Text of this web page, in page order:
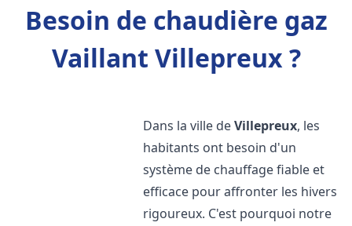
Besoin de chaudière gaz
Vaillant Villepreux ?
Dans la ville deVillepreux, les
habitants ont besoin d'un
système de chauffage fiable et
efficace pour affronter les hivers
rigoureux. C'est pourquoi notre